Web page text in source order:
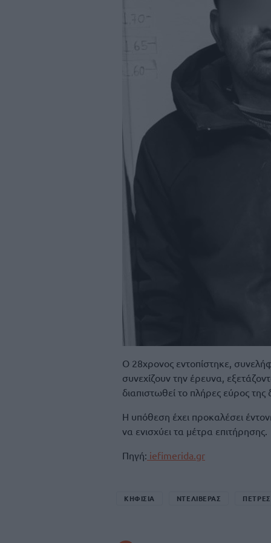
Ο 28χρονος εντοπίστηκε,
συνεχίζουν την έρευνα,
διαπιστωθεί το πλήρες εύρος της
Η υπόθεση έχει προκαλέσει
να ενισχύει τα μέτρα επιτήρησης.
Πηγή: iefimerida.gr
ΚΗΦΙΣΙΑ ΝΤΕΛΙΒΕΡΑΣ ΠΕΤΡΕΣ